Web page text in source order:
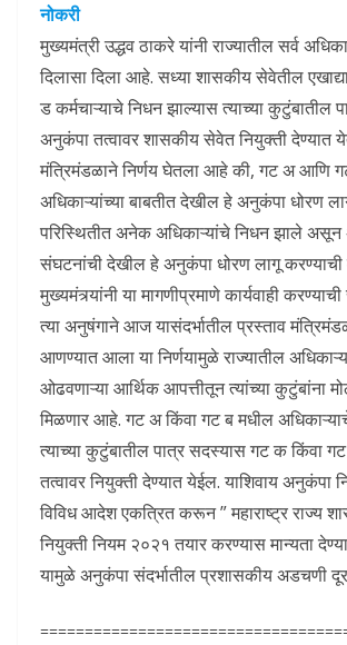
नोकरी
मुख्यमंत्री उद्धव ठाकरे यांनी राज्यातील सर्व
दिलासा दिला आहे. सध्या शासकीय सेवेतील
ड कर्मचाऱ्याचे निधन झाल्यास त्याच्या कुटुंबातील
अनुकंपा तत्वावर शासकीय सेवेत नियुक्ती देण्यात
मंत्रिमंडळाने निर्णय घेतला आहे की, गट अ आणि
अधिकाऱ्यांच्या बाबतीत देखील हे अनुकंपा धोरण
परिस्थितीत अनेक अधिकाऱ्यांचे निधन झाले असून
संघटनांची देखील हे अनुकंपा धोरण लागू करण्याची
मुख्यमंत्र्यांनी या मागणीप्रमाणे कार्यवाही
त्या अनुषंगाने आज यासंदर्भातील प्रस्ताव
आणण्यात आला या निर्णयामुळे राज्यातील
ओढवणाऱ्या आर्थिक आपत्तीतून त्यांच्या कुटुंबांना
मिळणार आहे. गट अ किंवा गट ब मधील
त्याच्या कुटुंबातील पात्र सदस्यास गट क किंवा
तत्वावर नियुक्ती देण्यात येईल. याशिवाय अनुकंपा
विविध आदेश एकत्रित करून ” महाराष्ट्र राज्य
नियुक्ती नियम २०२१ तयार करण्यास मान्यता
यामुळे अनुकंपा संदर्भातील प्रशासकीय अडचणी